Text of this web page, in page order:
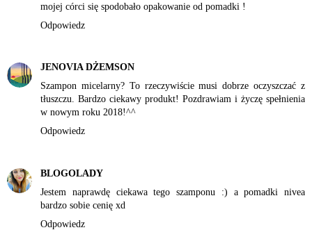
mojej córci się spodobało opakowanie od pomadki !
Odpowiedz
JENOVIA DŻEMSON
Szampon micelarny? To rzeczywiście musi dobrze oczyszczać z
tłuszczu. Bardzo ciekawy produkt! Pozdrawiam i życzę spełnienia
w nowym roku 2018!^^
Odpowiedz
BLOGOLADY
Jestem naprawdę ciekawa tego szamponu :) a pomadki nivea
bardzo sobie cenię xd
Odpowiedz